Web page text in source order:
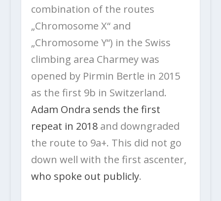
combination of the routes
„Chromosome X“ and
„Chromosome Y“) in the Swiss
climbing area Charmey was
opened by Pirmin Bertle in 2015
as the first 9b in Switzerland.
Adam Ondra sends the first
repeat in 2018and downgraded
the route to 9a+. This did not go
down well with the first ascenter,
who spoke out publicly.